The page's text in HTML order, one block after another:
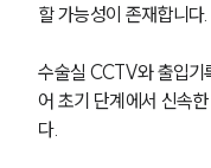
할 가능성이 존재합니다.
수술실 CCTV와 출입기
어 초기 단계에서 신속
다.